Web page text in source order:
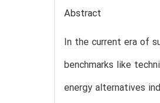
Abstract
In the current era of
benchmarks like
energy alternatives